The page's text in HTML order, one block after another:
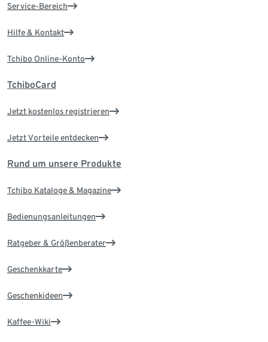
Service-Bereich
Hilfe & Kontakt
Tchibo Online-Konto
TchiboCard
Jetzt kostenlos registrieren
Jetzt Vorteile entdecken
Rund um unsere Produkte
Tchibo Kataloge & Magazine
Bedienungsanleitungen
Ratgeber & Größenberater
Geschenkkarte
Geschenkideen
Kaffee-Wiki